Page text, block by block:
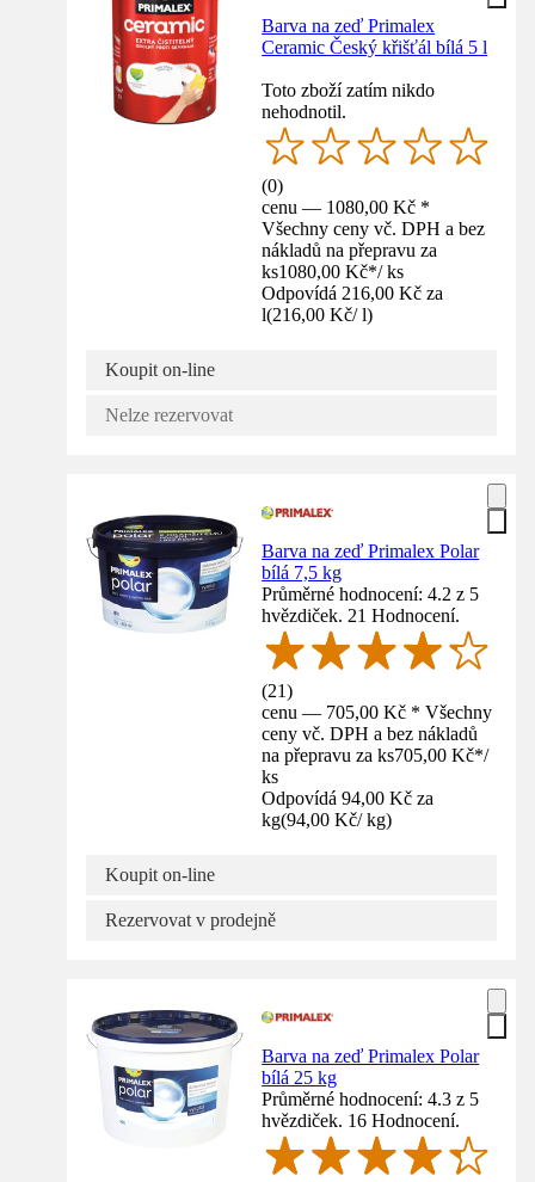
Barva na zeď Primalex
Ceramic Český křišťál bílá 5 l
Toto zboží zatím nikdo
nehodnotil.
(0)
cenu — 1080,00 Kč *
Všechny ceny vč. DPH a bez
nákladů na přepravu za
ks1080,00 Kč*/ ks
Odpovídá 216,00 Kč za
l(216,00 Kč/ l)
Koupit on-line
Nelze rezervovat
Barva na zeď Primalex Polar
bílá 7,5 kg
Průměrné hodnocení: 4.2 z 5
hvězdiček. 21 Hodnocení.
(21)
cenu — 705,00 Kč * Všechny
ceny vč. DPH a bez nákladů
na přepravu za ks705,00 Kč*/
ks
Odpovídá 94,00 Kč za
kg(94,00 Kč/ kg)
Koupit on-line
Rezervovat v prodejně
Barva na zeď Primalex Polar
bílá 25 kg
Průměrné hodnocení: 4.3 z 5
hvězdiček. 16 Hodnocení.